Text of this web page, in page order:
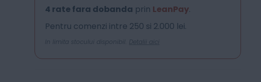
4 rate fara dobanda prin LeanPay.
Pentru comenzi intre 250 si 2.000 lei.
In limita stocului disponibil. Detalii aici